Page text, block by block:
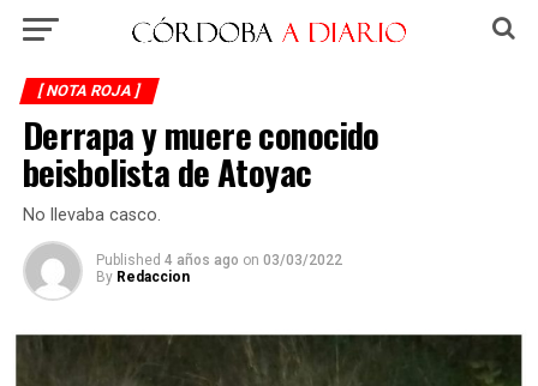
[ NOTA ROJA ]
Derrapa y muere conocido
beisbolista de Atoyac
No llevaba casco.
Published 4 años ago on 03/03/2022
By Redaccion